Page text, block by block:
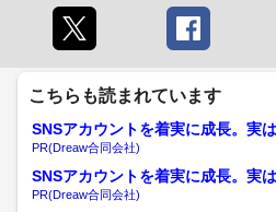
こちらも読まれています
SNSアカウントを着実に成長。実
PR(Dreaw合同会社)
SNSアカウントを着実に成長。実
PR(Dreaw合同会社)